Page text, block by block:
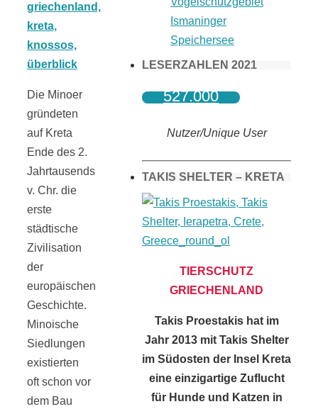
Die Minoer
gründeten
auf Kreta
Ende des 2.
Jahrtausends
v. Chr. die
erste
städtische
Zivilisation
der
europäischen
Geschichte.
Minoische
Siedlungen
existierten
oft schon vor
dem Bau
Ismaninger
Speichersee
LESERZAHLEN 2021
527.000
Nutzer/Unique User
TAKIS SHELTER – KRETA
TIERSCHUTZ
GRIECHENLAND
Takis Proestakis hat im
Jahr 2013 mit Takis Shelter
im Südosten der Insel Kreta
eine einzigartige Zuflucht
für Hunde und Katzen in